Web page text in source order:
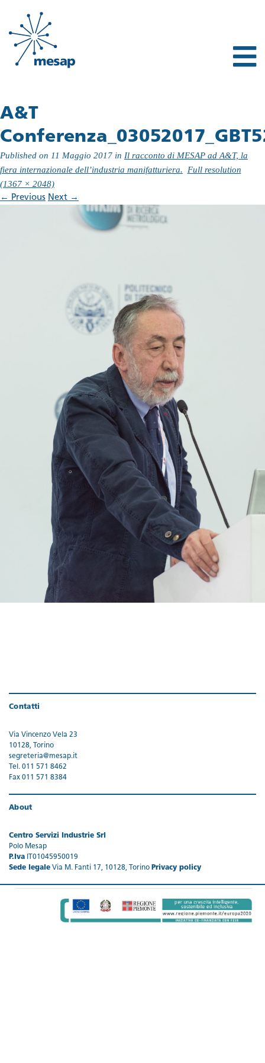
A&T
Published on 11 Maggio 2017 in Il racconto di MESAP ad A&T, la
fiera internazionale dell’industria manifatturiera.
Full resolution
(1367 × 2048)
← Previous Next →
Contatti
Via Vincenzo Vela 23
10128, Torino
segreteria@mesap.it
Tel. 011 571 8462
Fax 011 571 8384
About
Centro Servizi Industrie Srl
Polo Mesap
P.Iva IT01045950019
Sede legale Via M. Fanti 17, 10128, Torino Privacy policy